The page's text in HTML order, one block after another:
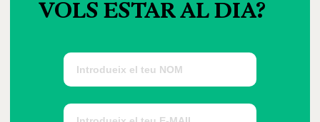
VOLS ESTARAL DIA?